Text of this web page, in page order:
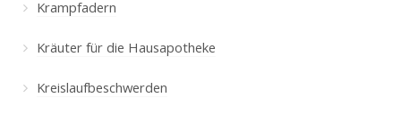
Krampfadern
Kräuter für die Hausapotheke
Kreislaufbeschwerden